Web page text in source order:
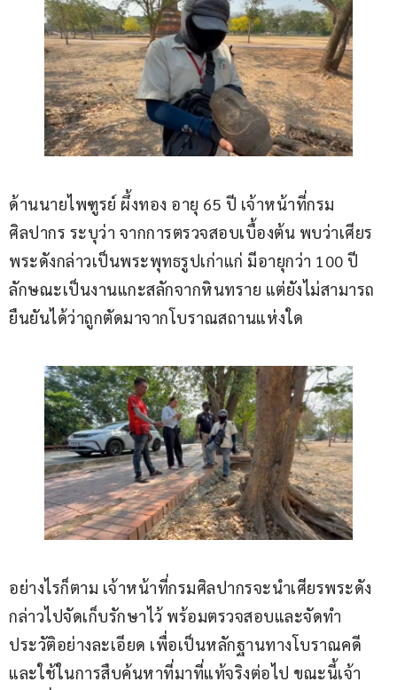
ด้านนายไพฑูรย์ ผึ้งทอง อายุ 65 ปี เจ้าหน้าที่กรม
ศิลปากร ระบุว่า จากการตรวจสอบเบื้องต้น พบว่าเศียร
พระดังกล่าวเป็นพระพุทธรูปเก่าแก่ มีอายุกว่า 100 ปี
ลักษณะเป็นงานแกะสลักจากหินทราย แต่ยังไม่สามารถ
ยืนยันได้ว่าถูกตัดมาจากโบราณสถานแห่งใด
อย่างไรก็ตาม เจ้าหน้าที่กรมศิลปากรจะนำเศียรพระดัง
กล่าวไปจัดเก็บรักษาไว้ พร้อมตรวจสอบและจัดทำ
ประวัติอย่างละเอียด เพื่อเป็นหลักฐานทางโบราณคดี
และใช้ในการสืบค้นหาที่มาที่แท้จริงต่อไป ขณะนี้เจ้า